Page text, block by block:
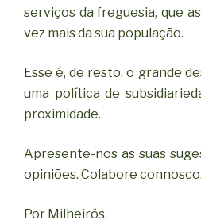
serviços da freguesia, que
vez mais da sua população.
Esse é, de resto, o grande
uma política de
proximidade.
Apresente-nos as suas
opiniões. Colabore connosco.
Por Milheirós.